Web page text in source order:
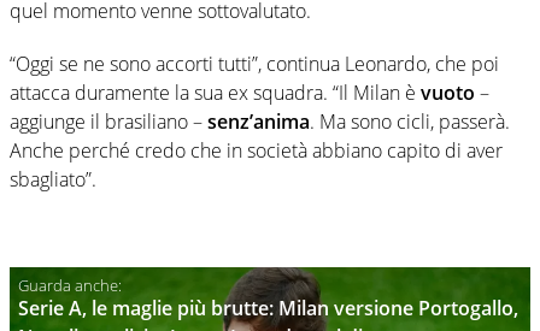
quel momento venne sottovalutato.
“Oggi se ne sono accorti tutti”, continua Leonardo, che poi
attacca duramente la sua ex squadra. “Il Milan è vuoto –
aggiunge il brasiliano –senz’anima. Ma sono cicli, passerà.
Anche perché credo che in società abbiano capito di aver
sbagliato”.
Serie A, le maglie più brutte: Milan versione Portogallo,